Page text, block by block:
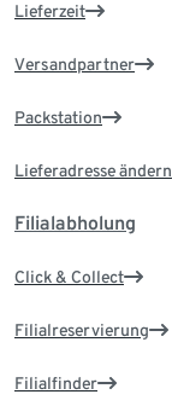
Lieferzeit
Versandpartner
Packstation
Lieferadresse ändern
Filialabholung
Click & Collect
Filialreservierung
Filialfinder